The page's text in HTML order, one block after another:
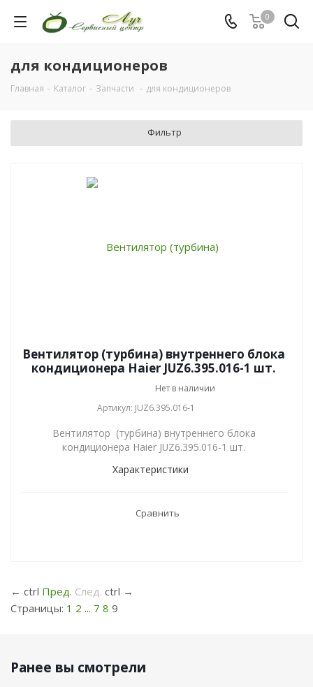
0
для кондиционеров
Главная - Каталог - Запчасти - для кондиционеров
Фильтр
Вентилятор (турбина) внутреннего блока
кондиционера Haier JUZ6.395.016-1 шт.
Нет в наличии
Артикул: JUZ6.395.016-1
Вентилятор (турбина) внутреннего блока
кондиционера Haier JUZ6.395.016-1 шт.
Характеристики
Сравнить
← ctrl Пред. След. ctrl →
Страницы: 1 2 ... 7 8 9
Ранее вы смотрели